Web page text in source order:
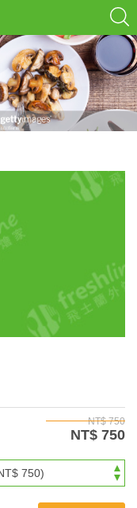
NT$ 750
NT$ 750